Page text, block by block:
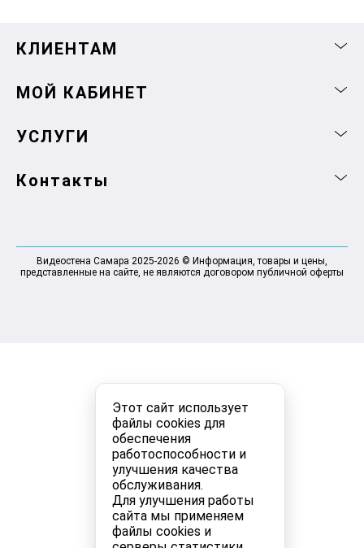
Этот сайт использует
файлы cookies для
обеспечения
работоспособности и
улучшения качества
обслуживания.
Для улучшения работы
сайта мы применяем
файлы cookies и
КЛИЕНТАМ
МОЙ КАБИНЕТ
УСЛУГИ
Контакты
Видеостена Самара 2025-2026 © Информация, товары и цены,
представленные на сайте, не являются договором публичной оферты